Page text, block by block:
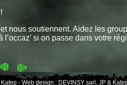
nous soutiennent. Aidez les
si on passe dans votre
- Web design : DEVINSY sarl, JP &